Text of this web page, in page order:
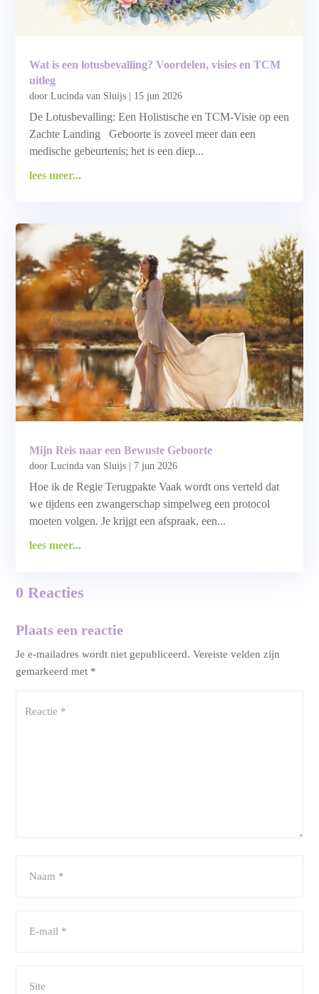
Wat is een lotusbevalling? Voordelen, visies en TCM
uitleg
doorLucinda van Sluijs 15 jun 2026
De Lotusbevalling: Een Holistische en TCM-Visie op een
Zachte Landing Geboorte is zoveel meer dan een
medische gebeurtenis; het is een diep...
lees meer...
Mijn Reis naar een Bewuste Geboorte
doorLucinda van Sluijs 7 jun 2026
Hoe ik de Regie Terugpakte Vaak wordt ons verteld dat
we tijdens een zwangerschap simpelweg een protocol
moeten volgen. Je krijgt een afspraak, een...
lees meer...
0 Reacties
Plaats een reactie
Je e-mailadres wordt niet gepubliceerd. Vereiste velden zijn
gemarkeerd met *